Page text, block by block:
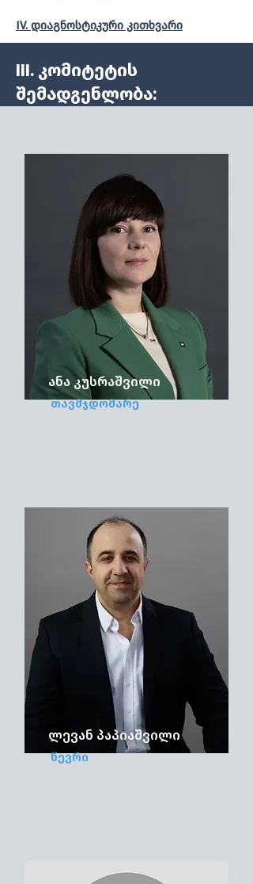
IV. დიაგნოსტიკური კითხვარი
III. კომიტეტის
შემადგენლობა:
ანა კუსრაშვილი
თავმჯდომარე
ლევან პაპიაშვილი
წევრი